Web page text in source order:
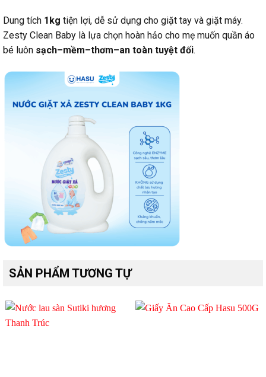
Dung tích 1kg tiện lợi, dễ sử dụng cho giặt tay và giặt máy.
Zesty Clean Baby là lựa chọn hoàn hảo cho mẹ muốn quần áo
bé luôn sạch–mềm–thơm–an toàn tuyệt đối.
SẢN PHẨM TƯƠNG TỰ